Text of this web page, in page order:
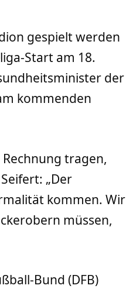
gespielt werden
Start am 18.
der
kommenden
tragen,
„Der
kommen. Wir
müssen,
Bund (DFB)